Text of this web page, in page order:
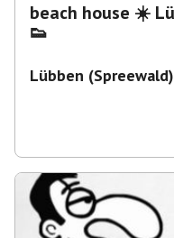
beach house ☀️
👟
Lübben (Spreewald)